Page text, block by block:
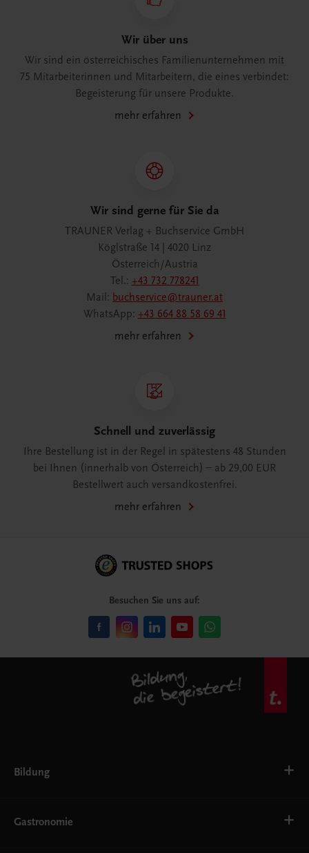
Wir über uns
Wir sind ein österreichisches Familienunternehmen mit
75 Mitarbeiterinnen und Mitarbeitern, die eines verbindet:
Begeisterung für unsere Produkte.
mehr erfahren
Wir sind gerne für Sie da
TRAUNER Verlag + Buchservice GmbH
Köglstraße 14 | 4020 Linz
Österreich/Austria
Tel.: +43 732 778241
Mail: buchservice@trauner.at
WhatsApp: +43 664 88 58 69 41
mehr erfahren
Schnell und zuverlässig
Ihre Bestellung ist in der Regel in spätestens 48 Stunden
bei Ihnen (innerhalb von Österreich) – ab 29,00 EUR
Bestellwert auch versandkostenfrei.
mehr erfahren
Besuchen Sie uns auf:
Bildung
AHS
Gastronomie